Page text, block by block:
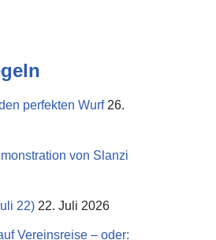
perfekten Wurf 26.
von Slanzi
22) 22. Juli 2026
Vereinsreise – oder: